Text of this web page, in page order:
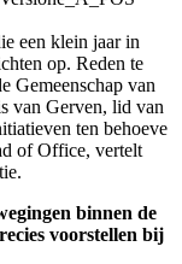
een klein jaar in
op. Reden te
Gemeenschap van
van Gerven, lid van
ten behoeve
of Office, vertelt
binnen de
voorstellen bij